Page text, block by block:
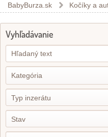
BabyBurza.sk Kočíky a
Vyhľadávanie
Typ inzerátu
Stav